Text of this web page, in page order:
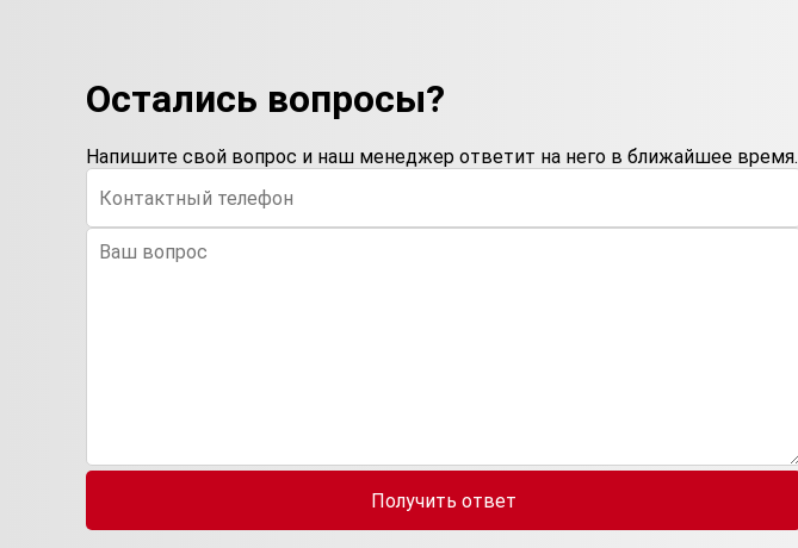
Остались вопросы?
Напишите свой вопрос и наш менеджер ответит на него в ближайшее время.
Получить ответ